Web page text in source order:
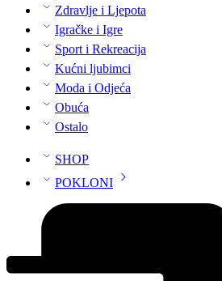
Zdravlje i Ljepota
Igračke i Igre
Sport i Rekreacija
Kućni ljubimci
Moda i Odjeća
Obuća
Ostalo
SHOP
POKLONI